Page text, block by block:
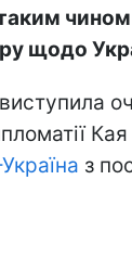
щодо
з